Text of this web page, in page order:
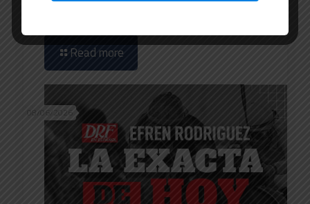
Read more
08/06/2026